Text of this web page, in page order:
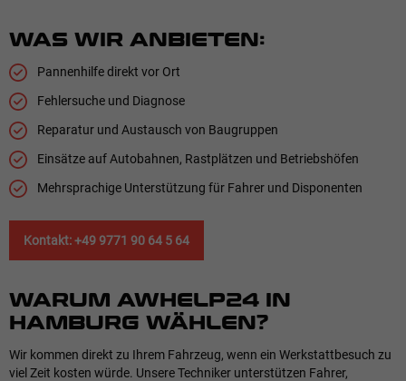
WAS WIR ANBIETEN:
Pannenhilfe direkt vor Ort
Fehlersuche und Diagnose
Reparatur und Austausch von Baugruppen
Einsätze auf Autobahnen, Rastplätzen und Betriebshöfen
Mehrsprachige Unterstützung für Fahrer und Disponenten
Kontakt: +49 9771 90 64 5 64
WARUM AWHELP24 IN
HAMBURG WÄHLEN?
Wir kommen direkt zu Ihrem Fahrzeug, wenn ein Werkstattbesuch zu
viel Zeit kosten würde. Unsere Techniker unterstützen Fahrer,